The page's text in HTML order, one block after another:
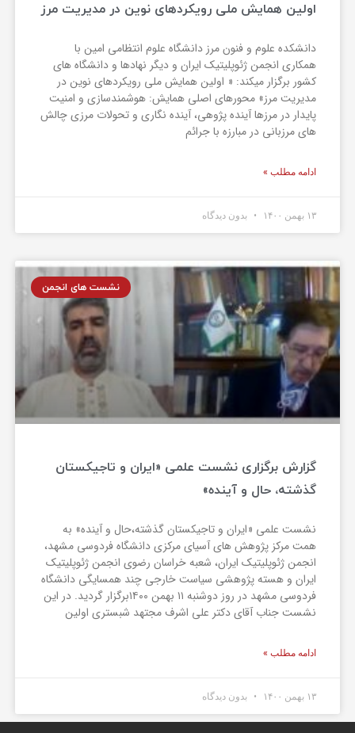
اولین همایش ملی رویکردهای نوین در مدیریت مرز
دانشکده علوم و فنون مرز دانشگاه علوم انتظامی امین با
همکاری انجمن ژئوپلیتیک ایران و دیگر نهادها و دانشگاه های
کشور برگزار میکند: « اولین همایش ملی رویکردهای نوین در
مدیریت مرز» محورهای اصلی همایش: هوشمندسازی و امنیت
پایدار در مرزها آینده پژوهی، آینده نگاری و تحولات مرزی چالش
های مرزبانی در مبارزه با جرائم
ادامه مطلب »
۱۳ بهمن ۱۴۰۰ بدون دیدگاه
نشست های انجمن
گزارش برگزاری نشست علمی «ایران و تاجیکستان
گذشته، حال و آینده»
نشست علمی «ایران و تاجیکستان گذشته،حال و آینده» به
همت مرکز پژوهش های آسیای مرکزی دانشگاه فردوسی مشهد،
انجمن ژئوپلیتیک ایران، شعبه خراسان رضوی انجمن ژئوپلیتیک
ایران و هسته پژوهشی سیاست خارجی چند همسایگی دانشگاه
فردوسی مشهد در روز دوشنبه ۱۱ بهمن ۱۴۰۰برگزار گردید. در این
نشست جناب آقای دکتر علی اشرف مجتهد شبستری اولین
ادامه مطلب »
۱۳ بهمن ۱۴۰۰ بدون دیدگاه